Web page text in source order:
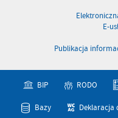
E-
Publikacja
BIP RODO
Bazy Deklaracja